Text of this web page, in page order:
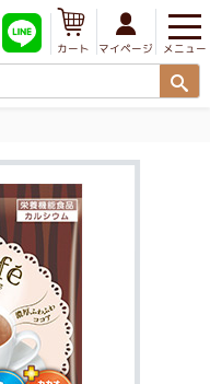
メニュー
マイページ
カート